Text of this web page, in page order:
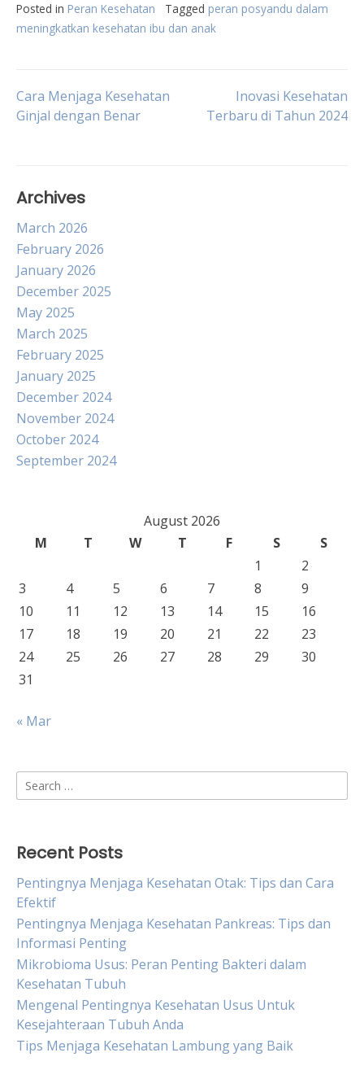
Posted in Peran Kesehatan Tagged peran posyandu dalam
meningkatkan kesehatan ibu dan anak
Post
Cara Menjaga Kesehatan
Ginjal dengan Benar
Inovasi Kesehatan
Terbaru di Tahun 2024
Archives
March 2026
February 2026
January 2026
December 2025
May 2025
March 2025
February 2025
January 2025
December 2024
November 2024
October 2024
September 2024
August 2026
M
T W T F S
S
1
2
3
4 5 6 7 8
9
10
11 12 13 14 15
16
17
18 19 20 21 22
23
24
25 26 27 28 29
30
31
« Mar
Search
for:
Recent Posts
Pentingnya Menjaga Kesehatan Otak: Tips dan Cara
Efektif
Pentingnya Menjaga Kesehatan Pankreas: Tips dan
Informasi Penting
Mikrobioma Usus: Peran Penting Bakteri dalam
Kesehatan Tubuh
Mengenal Pentingnya Kesehatan Usus Untuk
Kesejahteraan Tubuh Anda
Tips Menjaga Kesehatan Lambung yang Baik